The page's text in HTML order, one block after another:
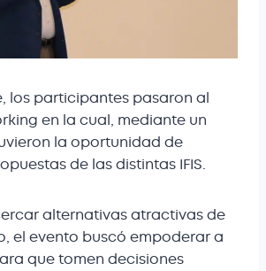
los participantes pasaron al
en la cual, mediante un
la oportunidad de
de las distintas IFIS.
alternativas atractivas de
el evento buscó empoderar a
que tomen decisiones